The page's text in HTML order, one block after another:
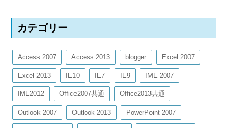
カテゴリー
Access 2007 Access 2013 blogger Excel 2007
Excel 2013 IE10 IE7 IE9 IME 2007
IME2012 Office2007共通 Office2013共通
Outlook 2007 Outlook 2013 PowerPoint 2007